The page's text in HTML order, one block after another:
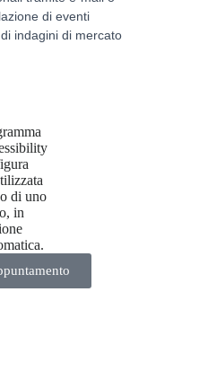
di eventi
indagini di mercato